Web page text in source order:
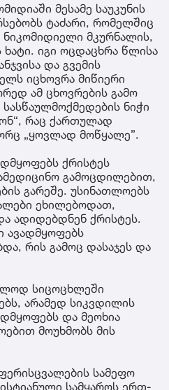
მესამე საუკუნის
ტაძარი, რომელშიც
მკურნალის,
ხატი. იგი ოცდაცხრა წლისა
და გვემის
იცხოვრა მიწიერი
ამ ცხოვრების გამო
ნიჭი
რაც ქართულად
„ყოვლად მოწყალე”.
ქრისტეს
გამოცდილებით,
გარეშე. უსინათლოებს
ეხილებოდათ,
ადიდებდნენ ქრისტეს.
ავადმყოფებს
რის გამოც დასაჯეს და
სიცოცხლეში
არამედ სიკვდილის
და მეოხია
მოუხმობს მის
სამეფო
სამყაროს ერთ-